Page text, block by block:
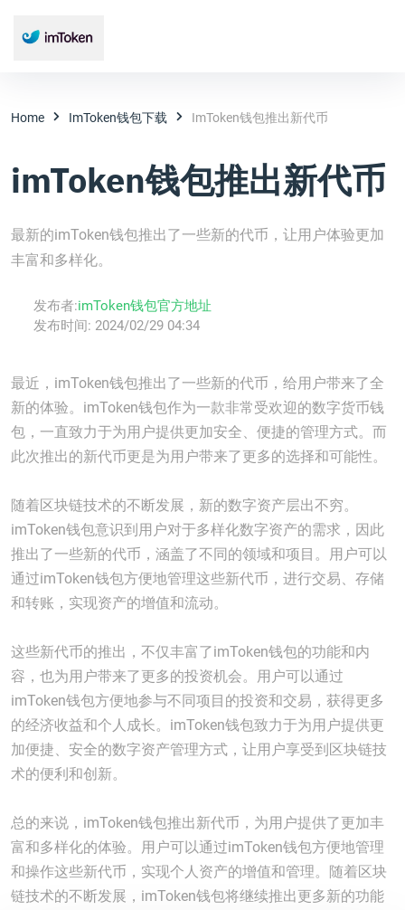
Home ImToken钱包下载 ImToken钱包推出新代币
imToken钱包推出新代币
最新的imToken钱包推出了一些新的代币，让用户体验更加
丰富和多样化。
发布者:imToken钱包官方地址
发布时间: 2024/02/29 04:34
最近，imToken钱包推出了一些新的代币，给用户带来了全
新的体验。imToken钱包作为一款非常受欢迎的数字货币钱
包，一直致力于为用户提供更加安全、便捷的管理方式。而
此次推出的新代币更是为用户带来了更多的选择和可能性。
随着区块链技术的不断发展，新的数字资产层出不穷。
imToken钱包意识到用户对于多样化数字资产的需求，因此
推出了一些新的代币，涵盖了不同的领域和项目。用户可以
通过imToken钱包方便地管理这些新代币，进行交易、存储
和转账，实现资产的增值和流动。
这些新代币的推出，不仅丰富了imToken钱包的功能和内
容，也为用户带来了更多的投资机会。用户可以通过
imToken钱包方便地参与不同项目的投资和交易，获得更多
的经济收益和个人成长。imToken钱包致力于为用户提供更
加便捷、安全的数字资产管理方式，让用户享受到区块链技
术的便利和创新。
总的来说，imToken钱包推出新代币，为用户提供了更加丰
富和多样化的体验。用户可以通过imToken钱包方便地管理
和操作这些新代币，实现个人资产的增值和管理。随着区块
链技术的不断发展，imToken钱包将继续推出更多新的功能